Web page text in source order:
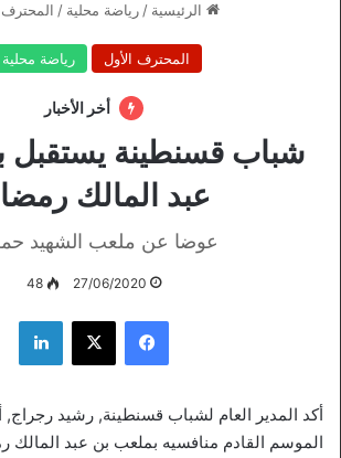
الرئيسية /رياضة محلية / المحترف
المحترف الأول رياضة محلية
أخر الأخبار
شباب قسنطينة يستقبل
عبد المالك
عوضا عن ملعب الشهيد
27/06/2020
48
فيسبوك ‫X
أكد المدير العام لشباب قسنطينة, رشيد
الموسم القادم منافسيه بملعب بن عبد